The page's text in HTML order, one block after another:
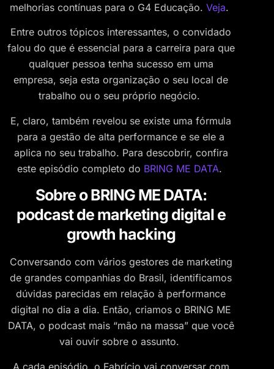
melhorias contínuas para o G4 Educação. Veja.
Entre outros tópicos interessantes, o convidado
falou do que é essencial para a carreira para que
qualquer pessoa tenha sucesso em uma
empresa, seja esta organização o seu local de
trabalho ou o seu próprio negócio.
E, claro, também revelou se existe uma fórmula
para a gestão de alta performance e se ele a
aplica no seu trabalho. Para descobrir, confira
este episódio completo do BRING ME DATA.
Sobre o BRING ME DATA:
podcast de marketing digital e
growth hacking
Conversando com vários gestores de marketing
de grandes companhias do Brasil, identificamos
dúvidas parecidas em relação à performance
digital no dia a dia. Então, criamos o BRING ME
DATA, o podcast mais “mão na massa” que você
vai ouvir sobre o assunto.
A cada episódio, o Fabrício vai conversar com